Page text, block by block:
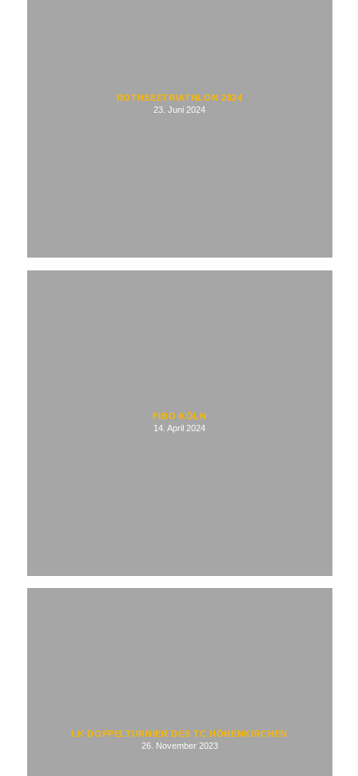
ROTHSEETRIATHLON 2024
23. Juni 2024
FIBO KÖLN
14. April 2024
LK DOPPELTURNIER DES TC HÖHENKIRCHEN
26. November 2023